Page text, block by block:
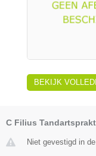
BEKIJK
C Filius
Niet gevestigd in